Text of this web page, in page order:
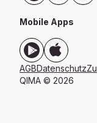
Mobile Apps
AGBDatenschutz
QIMA © 2026